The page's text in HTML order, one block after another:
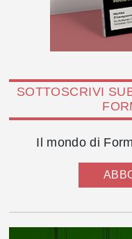
SOTTOSCRIVI
Il mondo di